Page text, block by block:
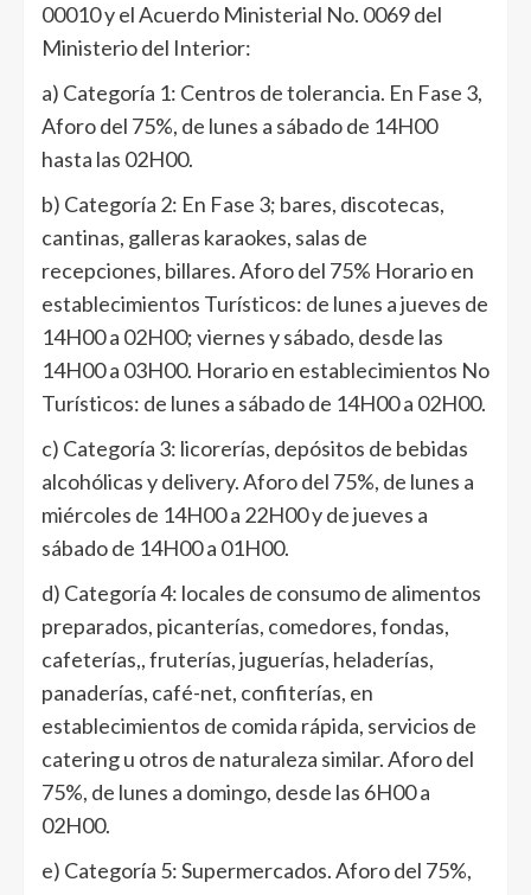
00010 y el Acuerdo Ministerial No. 0069 del
Ministerio del Interior:
a) Categoría 1: Centros de tolerancia. En Fase 3,
Aforo del 75%, de lunes a sábado de 14H00
hasta las 02H00.
b) Categoría 2: En Fase 3; bares, discotecas,
cantinas, galleras karaokes, salas de
recepciones, billares. Aforo del 75% Horario en
establecimientos Turísticos: de lunes a jueves de
14H00 a 02H00; viernes y sábado, desde las
14H00 a 03H00. Horario en establecimientos No
Turísticos: de lunes a sábado de 14H00 a 02H00.
c) Categoría 3: licorerías, depósitos de bebidas
alcohólicas y delivery. Aforo del 75%, de lunes a
miércoles de 14H00 a 22H00 y de jueves a
sábado de 14H00 a 01H00.
d) Categoría 4: locales de consumo de alimentos
preparados, picanterías, comedores, fondas,
cafeterías,, fruterías, juguerías, heladerías,
panaderías, café-net, confiterías, en
establecimientos de comida rápida, servicios de
catering u otros de naturaleza similar. Aforo del
75%, de lunes a domingo, desde las 6H00 a
02H00.
e) Categoría 5: Supermercados. Aforo del 75%,